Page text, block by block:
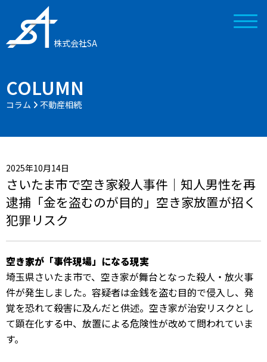
株式会社SA
COLUMN
コラム 不動産相続
2025年10月14日
さいたま市で空き家殺人事件｜知人男性を再
逮捕「金を盗むのが目的」空き家放置が招く
犯罪リスク
空き家が「事件現場」になる現実
埼玉県さいたま市で、空き家が舞台となった殺人・放火事
件が発生しました。容疑者は金銭を盗む目的で侵入し、発
覚を恐れて殺害に及んだと供述。空き家が治安リスクとし
て顕在化する中、放置による危険性が改めて問われていま
す。